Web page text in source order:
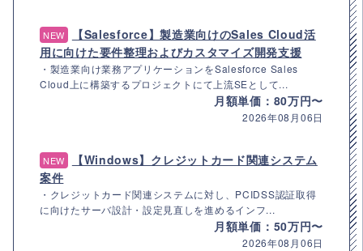
NEW
【Salesforce】製造業向けのSales Cloud活
用に向けた要件整理およびカスタマイズ開発支援
・製造業向け業務アプリケーションをSalesforce Sales
Cloud上に構築するプロジェクトにて上流SEとして...
月額単価：80万円〜
2026年08月06日
NEW
【Windows】クレジットカード関連システム
案件
・クレジットカード関連システムに対し、PCIDSS認証取得
に向けたサーバ設計・設定見直しを進めるインフ...
月額単価：50万円〜
2026年08月06日